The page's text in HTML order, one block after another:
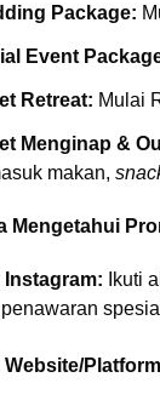
Package:
Event
Retreat: Mulai
Menginap &
makan,
Mengetahui
Instagram: Ikuti
Website/